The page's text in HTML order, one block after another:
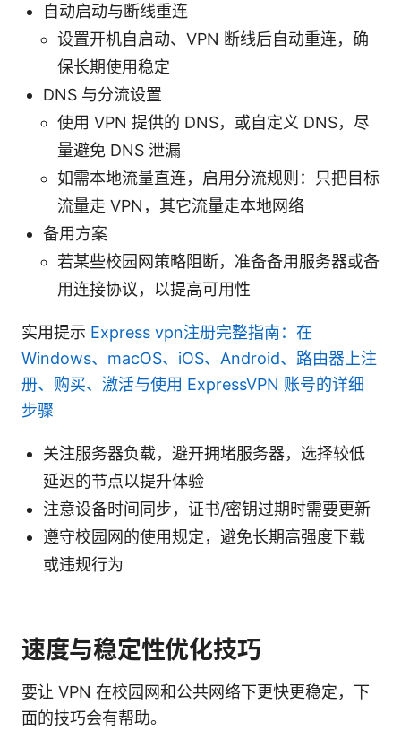
自动启动与断线重连
设置开机自启动、VPN 断线后自动重连，确
保长期使用稳定
DNS 与分流设置
使用 VPN 提供的 DNS，或自定义 DNS，尽
量避免 DNS 泄漏
如需本地流量直连，启用分流规则：只把目标
流量走 VPN，其它流量走本地网络
备用方案
若某些校园网策略阻断，准备备用服务器或备
用连接协议，以提高可用性
实用提示 Express vpn注册完整指南：在
Windows、macOS、iOS、Android、路由器上注
册、购买、激活与使用 ExpressVPN 账号的详细
步骤
关注服务器负载，避开拥堵服务器，选择较低
延迟的节点以提升体验
注意设备时间同步，证书/密钥过期时需要更新
遵守校园网的使用规定，避免长期高强度下载
或违规行为
速度与稳定性优化技巧
要让 VPN 在校园网和公共网络下更快更稳定，下
面的技巧会有帮助。